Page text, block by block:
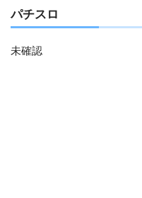
パチスロ
未確認